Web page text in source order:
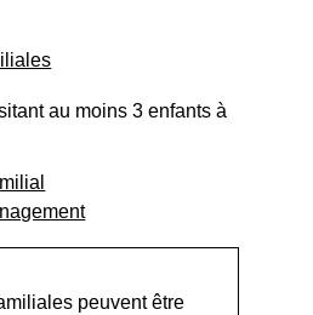
au moins 3 enfants à
peuvent être